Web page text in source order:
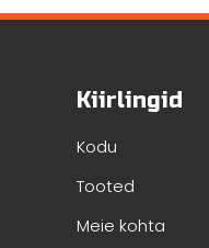
Kiirlingid
Kodu
Tooted
Meie kohta